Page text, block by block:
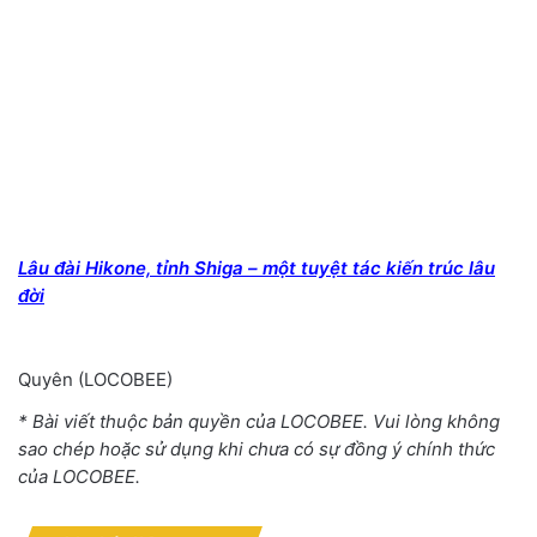
Lâu đài Hikone, tỉnh Shiga – một tuyệt tác kiến trúc lâu
đời
Quyên (LOCOBEE)
* Bài viết thuộc bản quyền của LOCOBEE. Vui lòng không
sao chép hoặc sử dụng khi chưa có sự đồng ý chính thức
của LOCOBEE.